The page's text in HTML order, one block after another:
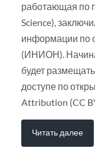
работающая по
Science),
информации по
(ИНИОН).
будет
доступе по
Attribution (CC
Читать далее